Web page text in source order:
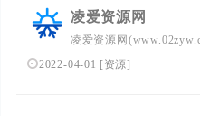
凌爱资源网
凌爱资源网
软件,QQ技术等网络优
2022-04-01 [资源]